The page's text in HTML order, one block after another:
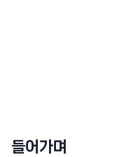
들어가며